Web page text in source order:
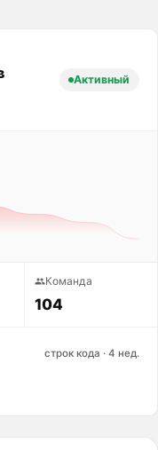
Активный
Команда
104
строк кода · 4 нед.